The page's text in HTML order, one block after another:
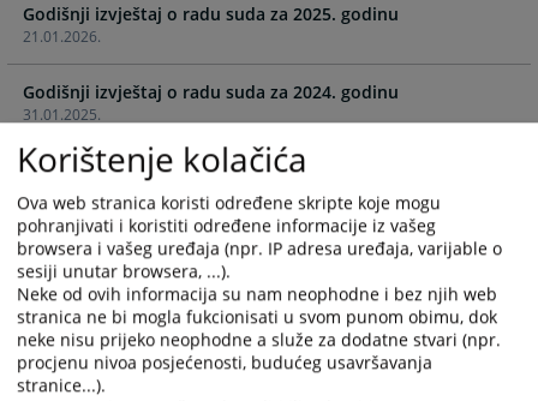
forward
to
interact
with
the
calendar
and
select
a
date.
Press
the
question
mark
key
forward
interact
with
the
calendar
and
select
a
date.
Press
the
question
mark
21.01.2026.
Godišnji izvještaj o radu suda za 2025. godinu
31.01.2025.
Godišnji izvještaj o radu suda za 2024. godinu
15.02.2024.
Godišnji izvještaj o radu suda za 2023. godinu
16.02.2023.
Godišnji izvještaj o radu suda za 2022. godinu
22.02.2022.
Godišnji izvještaj o radu suda za 2021. godinu
Korištenje kolačića
Ova web stranica koristi određene skripte koje mogu
pohranjivati i koristiti određene informacije iz vašeg
browsera i vašeg uređaja (npr. IP adresa uređaja, varijable o
sesiji unutar browsera, ...).
Neke od ovih informacija su nam neophodne i bez njih web
stranica ne bi mogla fukcionisati u svom punom obimu, dok
neke nisu prijeko neophodne a služe za dodatne stvari (npr.
procjenu nivoa posjećenosti, budućeg usavršavanja
stranice...).